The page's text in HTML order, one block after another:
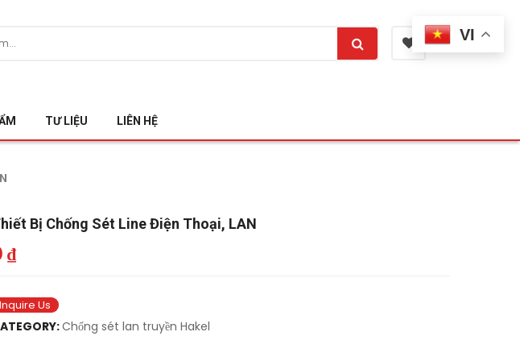
TƯ LIỆU LIÊN HỆ
Bị Chống Sét Line Điện Thoại, LAN
₫
Inquire Us
Chống sét lan truyền Hakel
VI